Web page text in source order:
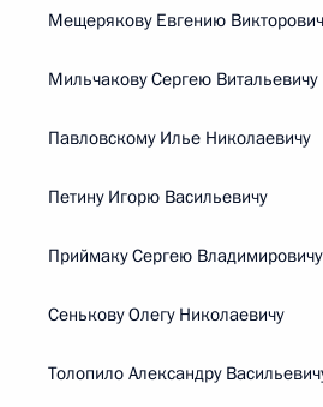
Мещерякову Евгению
Мильчакову Сергею Витальевичу
Павловскому Илье Николаевичу
Петину Игорю Васильевичу
Приймаку Сергею Владимировичу
Сенькову Олегу Николаевичу
Толопило Александру